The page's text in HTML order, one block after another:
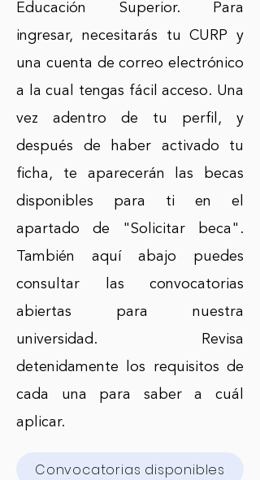
Educación Superior. Para
ingresar, necesitarás tu CURP y
una cuenta de correo electrónico
a la cual tengas fácil acceso. Una
vez adentro de tu perfil, y
después de haber activado tu
ficha, te aparecerán las becas
disponibles para ti en el
apartado de "Solicitar beca".
También aquí abajo puedes
consultar las convocatorias
abiertas para nuestra
universidad. Revisa
detenidamente los requisitos de
cada una para saber a cuál
aplicar.
Convocatorias disponibles